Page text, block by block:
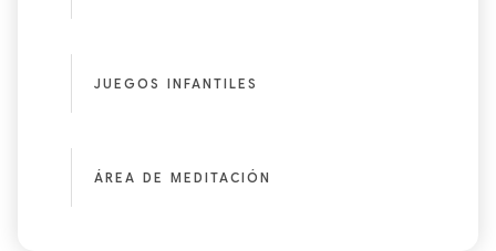
JUEGOS INFANTILES
ÁREA DE MEDITACIÓN